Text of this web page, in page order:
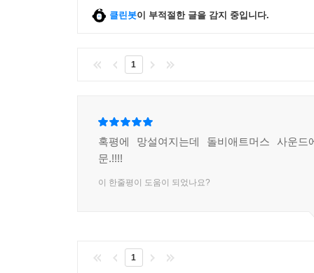
클린봇이 부적절한 글을 감지 중입니다.
1
혹평에 망설여지는데 돌비애트머스 사운드
문.!!!!
이 한줄평이 도움이 되었나요?
1